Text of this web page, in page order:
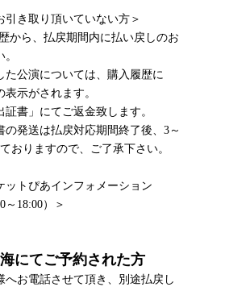
引き取り頂いていない方＞
から、払戻期間内に払い戻しのお
公演については、購入履歴に
表示がされます。
書」にてご返金致します。
発送は払戻対応期間終了後、3～
おりますので、ご了承下さい。
ットぴあインフォメーション
～18:00）＞
にてご予約された方
へお電話させて頂き、別途払戻し